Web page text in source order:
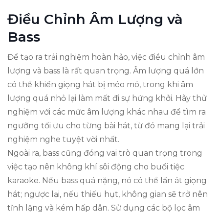
Điều Chỉnh Âm Lượng và
Bass
Để tạo ra trải nghiệm hoàn hảo, việc điều chỉnh âm
lượng và bass là rất quan trọng. Âm lượng quá lớn
có thể khiến giọng hát bị méo mó, trong khi âm
lượng quá nhỏ lại làm mất đi sự hứng khởi. Hãy thử
nghiệm với các mức âm lượng khác nhau để tìm ra
ngưỡng tối ưu cho từng bài hát, từ đó mang lại trải
nghiệm nghe tuyệt vời nhất.
Ngoài ra, bass cũng đóng vai trò quan trọng trong
việc tạo nên không khí sôi động cho buổi tiệc
karaoke. Nếu bass quá nặng, nó có thể lấn át giọng
hát; ngược lại, nếu thiếu hụt, không gian sẽ trở nên
tĩnh lặng và kém hấp dẫn. Sử dụng các bộ lọc âm